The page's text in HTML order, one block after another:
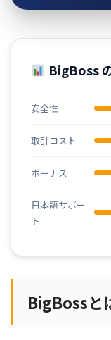
BigBoss
安全性
取引コスト
ボーナス
日本語サポー
ト
BigBossと